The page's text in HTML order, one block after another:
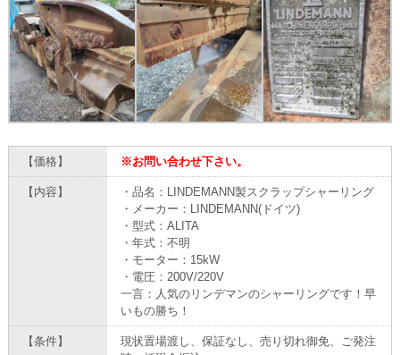
【価格】 ※お問い合わせ下さい。
【内容】
・品名：LINDEMANN製スクラップシャーリング
・メーカー：LINDEMANN(ドイツ)
・型式：ALITA
・年式：不明
・モーター：15kW
・電圧：200V/220V
一言：人気のリンデマンのシャーリングです！早
いもの勝ち！
【条件】
現状置場渡し、保証なし、売り切れ御免、ご発注